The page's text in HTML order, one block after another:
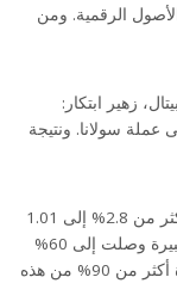
الرقمية. ومن
زهير ابتكار:
سولانا. ونتيجة
ووسط تراجع القيمة السوقية للعملات المشفرة بأكثر من 2.8% إلى 1.01
تريليون دولار، فقد شهدت أحجام التداولات زيادة كبيرة وصلت إلى 60%
بإجمالي 32.5 مليار دولار، مثلت العملات المستقرة أكثر من 90% من هذه